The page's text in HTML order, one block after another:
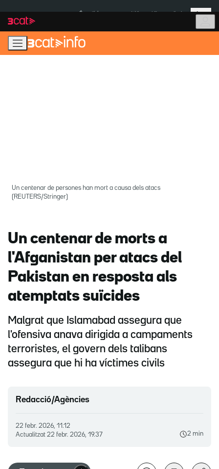
navegació
principal
contingut
Més
Un centenar de persones han mort a causa dels atacs
(REUTERS/Stringer)
Un centenar de morts a
l'Afganistan per atacs del
Pakistan en resposta als
atemptats suïcides
Malgrat que Islamabad assegura que
l'ofensiva anava dirigida a campaments
terroristes, el govern dels talibans
assegura que hi ha víctimes civils
Redacció/Agències
22 febr. 2026, 11.12
Actualitzat 22 febr. 2026, 19.37 2 min